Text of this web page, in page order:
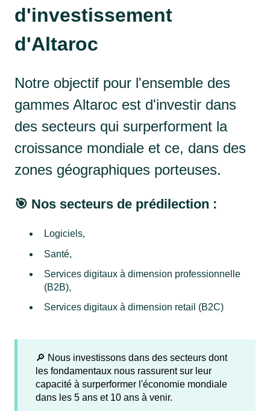
d'investissement
d'Altaroc
Notre objectif pour l'ensemble des
gammes Altaroc est d'investir dans
des secteurs qui surperforment la
croissance mondiale et ce, dans des
zones géographiques porteuses.
🎯 Nos secteurs de prédilection :
Logiciels,
Santé,
Services digitaux à dimension professionnelle
(B2B),
Services digitaux à dimension retail (B2C)
🔎 Nous investissons dans des secteurs dont
les fondamentaux nous rassurent sur leur
capacité à surperformer l'économie mondiale
dans les 5 ans et 10 ans à venir.